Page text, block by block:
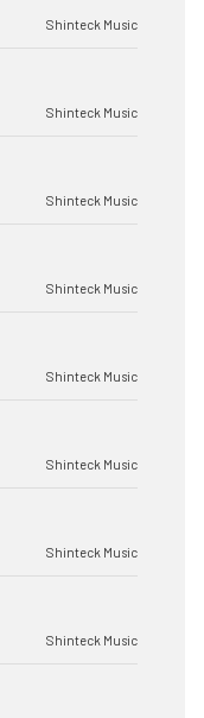
Shinteck Music
Shinteck Music
Shinteck Music
Shinteck Music
Shinteck Music
Shinteck Music
Shinteck Music
Shinteck Music